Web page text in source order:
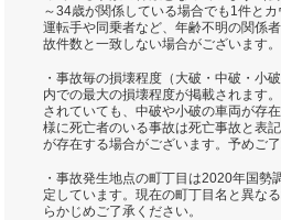
～34歳が関係している場合でも1件と
運転手や同乗者など、年齢不明の関係
故件数と一致しない場合がございます。
・事故毎の損壊程度（大破・中破・小
内での最大の損壊程度が掲載されます
されていても、中破や小破の車両が存
様に死亡者のいる事故は死亡事故と表
が存在する場合がございます。予めご了
・事故発生地点の町丁目は2020年国勢
定しています。現在の町丁目名と異な
らかじめご了承ください。